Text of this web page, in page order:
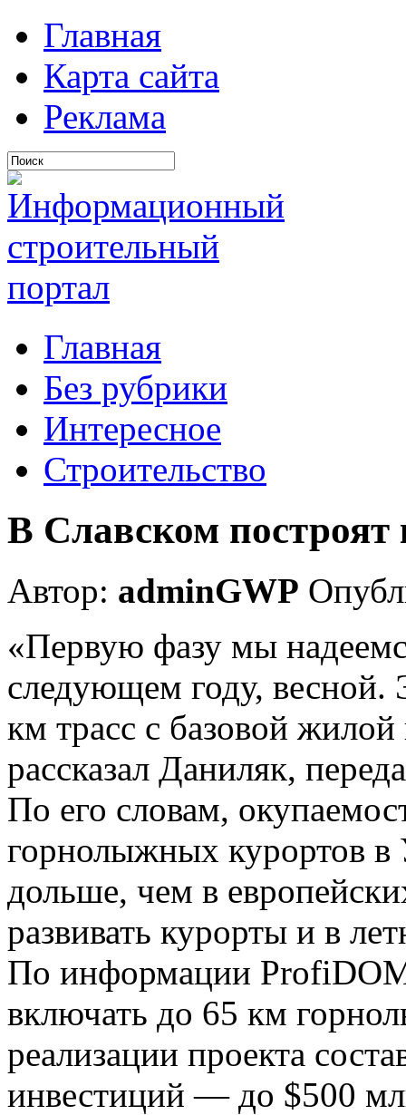
Главная
Карта сайта
Реклама
Главная
Без рубрики
Интересное
Строительство
В Славском построят
Автор: adminGWP
«Первую фазу мы
следующем году, весной.
км трасс с базовой
рассказал Даниляк,
По его словам,
горнолыжных курортов в
дольше, чем в
развивать курорты и в
По информации
включать до 65 км
реализации проекта
инвестиций — до $500